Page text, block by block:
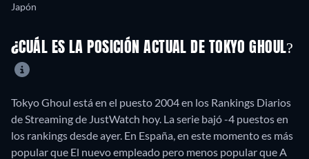
Japón
¿CUÁL ES LA POSICIÓN ACTUAL DE TOKYO GHOUL?
Tokyo Ghoul está en el puesto 2004 en los Rankings Diarios
de Streaming de JustWatch hoy. La serie bajó -4 puestos en
los rankings desde ayer. En España, en este momento es más
popular que El nuevo empleado pero menos popular que A